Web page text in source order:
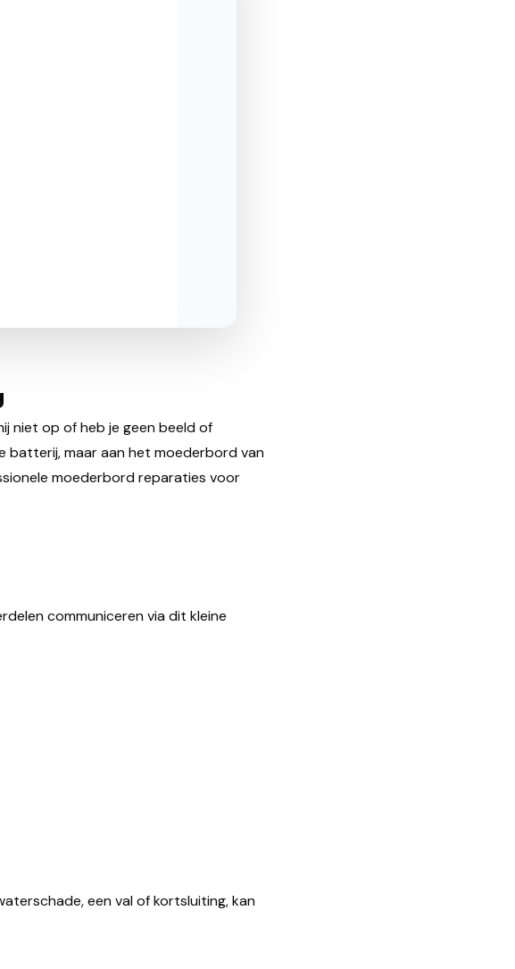
niet op of heb je geen beeld of
batterij, maar aan het moederbord van
moederbord reparaties voor
communiceren via dit kleine
een val of kortsluiting, kan